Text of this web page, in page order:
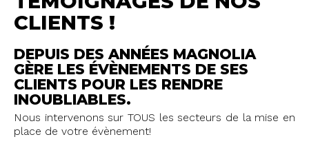
CLIENTS !
DEPUIS DES ANNÉES MAGNOLIA
GÈRE LES ÉVÈNEMENTS DE SES
CLIENTS POUR LES RENDRE
INOUBLIABLES.
Nous intervenons sur TOUS les secteurs de la mise en
place de votre évènement!